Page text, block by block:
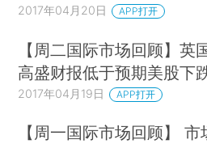
2017年04月20日 APP打开
【周二国际市场回顾】英
高盛财报低于预期美股下
2017年04月19日 APP打开
【周一国际市场回顾】